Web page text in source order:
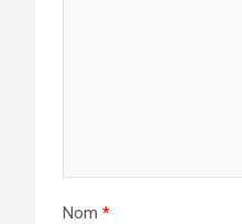
Nom *